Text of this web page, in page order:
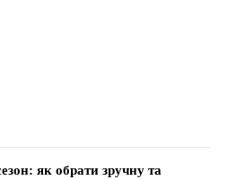
як обрати зручну та